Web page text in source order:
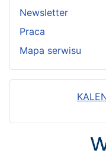
Newsletter
Praca
Mapa serwisu